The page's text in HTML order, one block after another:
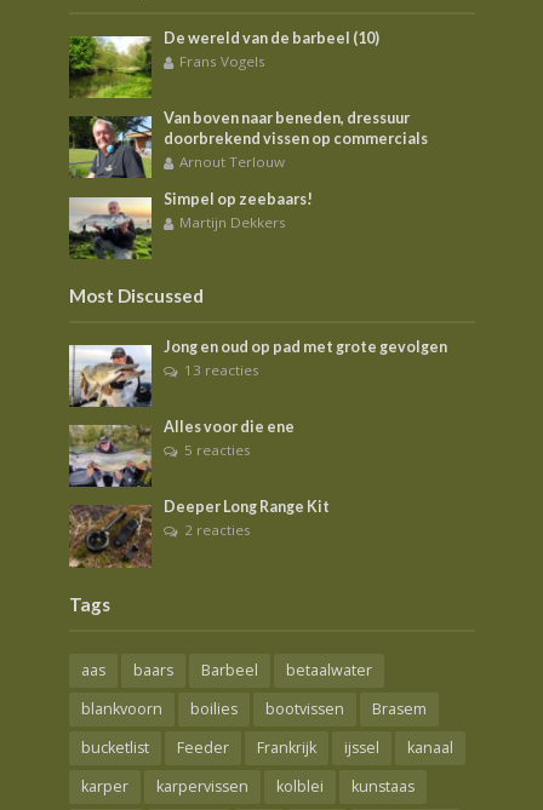
De wereld van de barbeel (10)
Frans Vogels
Van boven naar beneden, dressuur
doorbrekend vissen op commercials
Arnout Terlouw
Simpel op zeebaars!
Martijn Dekkers
Most Discussed
Jong en oud op pad met grote gevolgen
13 reacties
Alles voor die ene
5 reacties
Deeper Long Range Kit
2 reacties
Tags
aas baars Barbeel
betaalwater
blankvoorn
boilies bootvissen
Brasem
bucketlist
Feeder Frankrijk ijssel
kanaal
karper
karpervissen kolblei kunstaas